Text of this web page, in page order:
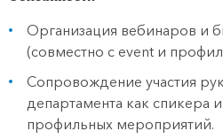
Организация вебинаров и
(совместно с event и
Сопровождение участия
департамента как спикера
профильных мероприятий.